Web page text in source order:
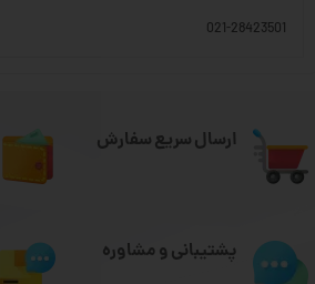
021-28423501
ارسال سریع سفارش
پشتیبانی و مشاوره